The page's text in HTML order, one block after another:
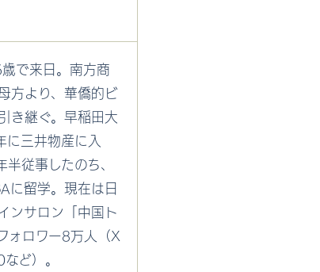
で来日。南方商
方より、華僑的ビ
き継ぐ。早稲田大
三井物産に入
従事したのち、
に留学。現在は日
ンサロン「中国ト
ォロワー8万人（X
ど）。